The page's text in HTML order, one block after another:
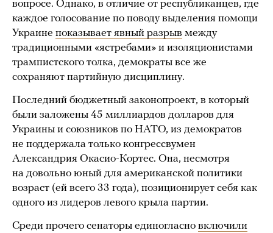
вопросе. Однако, в отличие от республиканцев, где
каждое голосование по поводу выделения помощи
Украине показывает явный разрыв между
традиционными «ястребами» и изоляционистами
трампистского толка, демократы все же
сохраняют партийную дисциплину.
Последний бюджетный законопроект, в который
были заложены 45 миллиардов долларов для
Украины и союзников по НАТО, из демократов
не поддержала только конгрессвумен
Александрия Окасио-Кортес. Она, несмотря
на довольно юный для американской политики
возраст (ей всего 33 года), позиционирует себя как
одного из лидеров левого крыла партии.
Среди прочего сенаторы единогласно включили